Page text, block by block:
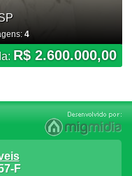
4
R$ 2.600.000,00
F